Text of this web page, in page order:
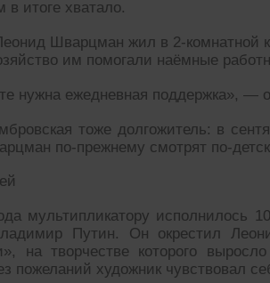
итоге хватало.
Шварцман жил в 2-комнатной
им помогали наёмные
нужна ежедневная поддержка», —
тоже долгожитель: в
по-прежнему смотрят по-
мультипликатору исполнилось
Путин. Он окрестил
на творчестве которого
пожеланий художник чувствовал